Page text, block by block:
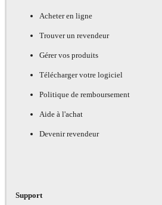
Acheter en ligne
Trouver un revendeur
Gérer vos produits
Télécharger votre logiciel
Politique de remboursement
Aide à l'achat
Devenir revendeur
Support